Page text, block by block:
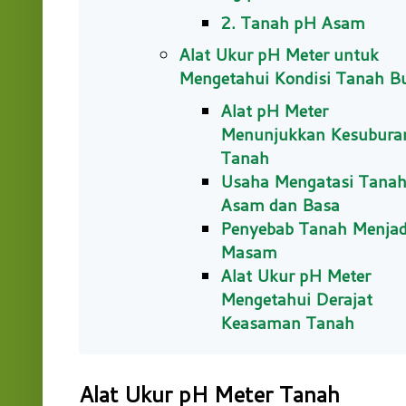
2. Tanah pH Asam
Alat Ukur pH Meter untuk
Mengetahui Kondisi Tanah
Alat pH Meter
Menunjukkan
Tanah
Usaha Mengatasi Tanah
Asam dan Basa
Penyebab Tanah
Masam
Alat Ukur pH Meter
Mengetahui Derajat
Keasaman Tanah
Alat Ukur pH Meter Tanah